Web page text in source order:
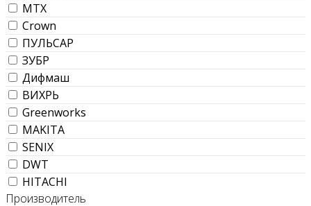
МТХ
Crown
ПУЛЬСАР
ЗУБР
Дифмаш
ВИХРЬ
Greenworks
MAKITA
SENIX
DWT
HITACHI
Производитель